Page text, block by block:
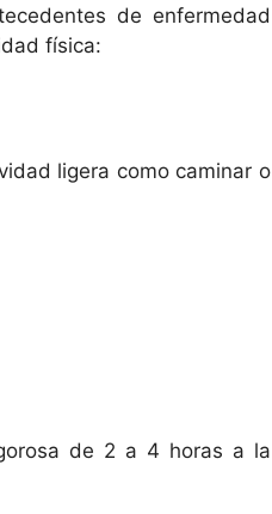
de enfermedad
física:
ligera como caminar o
de 2 a 4 horas a la